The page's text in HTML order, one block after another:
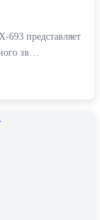
693 представляет
зв…